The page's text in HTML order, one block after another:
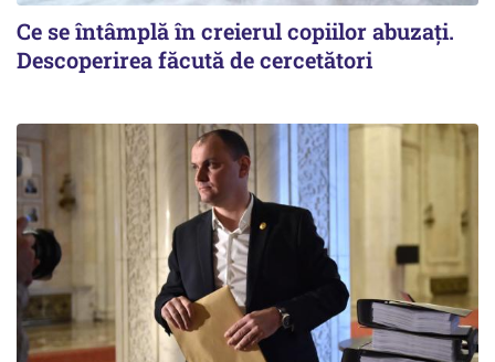
Ce se întâmplă în creierul copiilor abuzați.
Descoperirea făcută de cercetători